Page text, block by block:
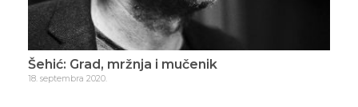
Šehić: Grad, mržnja i mučenik
18. septembra 2020.